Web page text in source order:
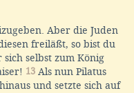
Aber die Juden
freiläßt, so bist du
selbst zum König
13 Als nun Pilatus
und setzte sich auf